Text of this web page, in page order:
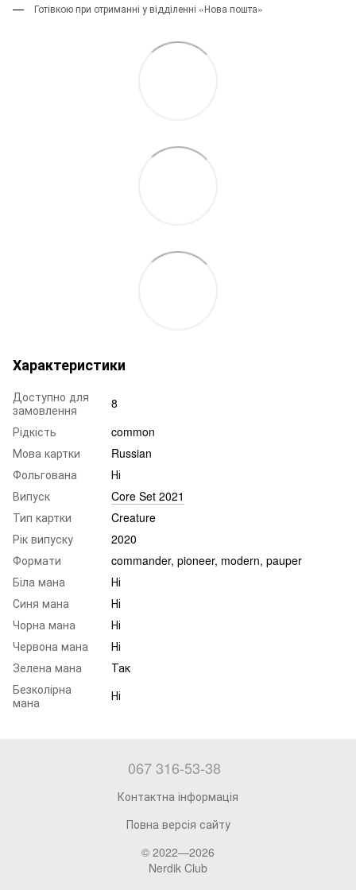
Готівкою при отриманні у відділенні «Нова пошта»
Характеристики
Доступно для
замовлення
8
Рідкість
common
Мова картки
Russian
Фольгована
Ні
Випуск
Core Set 2021
Тип картки
Creature
Рік випуску
2020
Формати
commander, pioneer, modern, pauper
Біла мана
Ні
Синя мана
Ні
Чорна мана
Ні
Червона мана
Ні
Зелена мана
Так
Безколірна
мана
Ні
067 316-53-38
Контактна інформація
Повна версія сайту
© 2022—2026
Nerdik Club